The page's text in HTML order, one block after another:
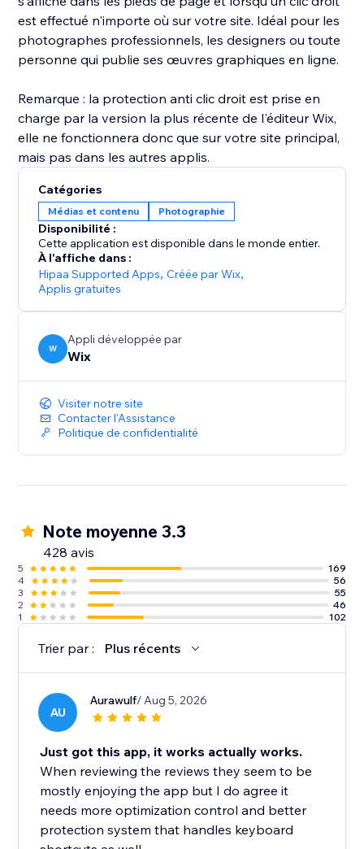
est effectué n'importe où sur votre site. Idéal pour les
photographes professionnels, les designers ou toute
personne qui publie ses œuvres graphiques en ligne.
Remarque : la protection anti clic droit est prise en
charge par la version la plus récente de l'éditeur Wix,
elle ne fonctionnera donc que sur votre site principal,
Catégories
Médias et contenu Photographie
Disponibilité :
Cette application est disponible dans le monde entier.
À l'affiche dans :
Hipaa Supported Apps,Créée par Wix,
Applis gratuites
W
Appli développée par
Wix
Visiter notre site
Contacter l'Assistance
Politique de confidentialité
Note moyenne 3.3
428 avis
5
169
4
56
3
55
2
46
1
102
Trier par : Plus récents
AU
Aurawulf/ Aug 5, 2026
Just got this app, it works actually works.
When reviewing the reviews they seem to be
mostly enjoying the app but I do agree it
needs more optimization control and better
protection system that handles keyboard